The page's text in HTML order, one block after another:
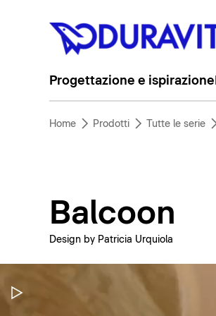
Progettazione e ispirazione
Home Prodotti Tutte le serie
Balcoon
Design by Patricia Urquiola
Metti in pausa il video